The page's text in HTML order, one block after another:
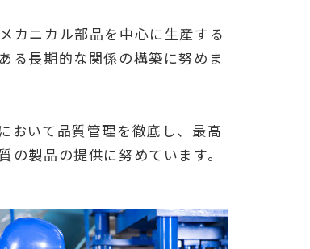
カニカル部品を中心に生産する
る長期的な関係の構築に努めま
おいて品質管理を徹底し、最高
製品の提供に努めています。